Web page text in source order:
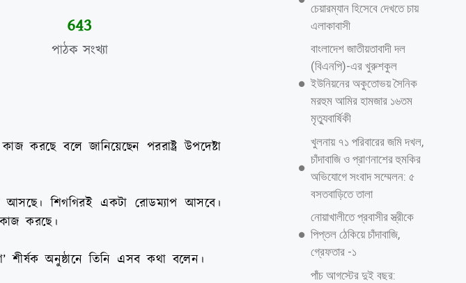
পাঠক সংখ্যা
646
করছে বলে জানিয়েছেন পররাষ্ট্র উপদেষ্টা
আসছে। শিগগিরই একটা রোডম্যাপ আসবে।
করছে।
শীর্ষক অনুষ্ঠানে তিনি এসব কথা বলেন।
চেয়ারম্যান হিসেবে দেখতে চায়
এলাকাবাসী
বাংলাদেশ জাতীয়তাবাদী দল
(বিএনপি)-এর খুরুশকুল
ইউনিয়নের অকুতোভয় সৈনিক
মরহুম আমির হামজার ১৬তম
মৃত্যুবার্ষিকী
খুলনায় ৭১ পরিবারের জমি দখল,
চাঁদাবাজি ও প্রাণনাশের হুমকির
অভিযোগে সংবাদ সম্মেলন: ৫
বসতবাড়িতে তালা
নোয়াখালীতে প্রবাসীর স্ত্রীকে
পিপ্তল ঠেকিয়ে চাঁদাবাজি,
গ্রেফতার -১
পাঁচ আগস্টের দুই বছর: